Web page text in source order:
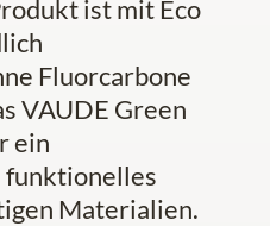
ist mit Eco
Fluorcarbone
VAUDE Green
ein
Materialien.